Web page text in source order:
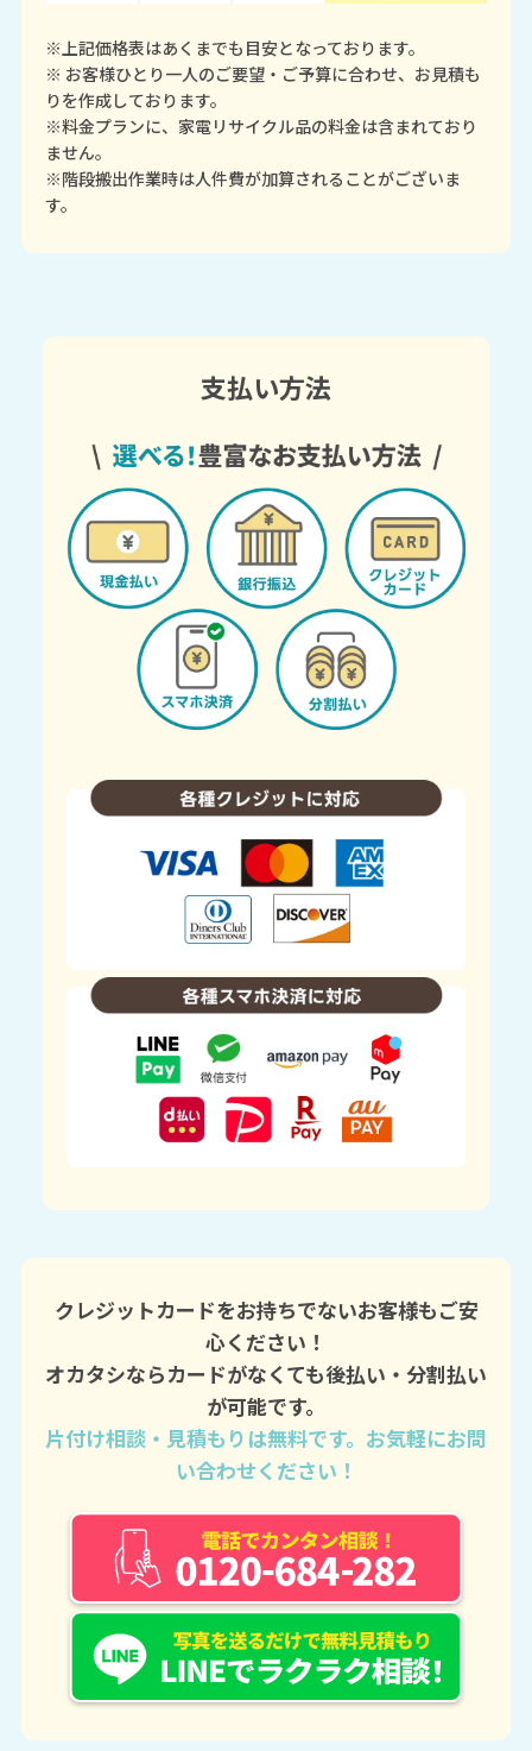
※上記価格表はあくまでも目安となっております。
※ お客様ひとり一人のご要望・ご予算に合わせ、お見積も
りを作成しております。
※料金プランに、家電リサイクル品の料金は含まれており
ません。
※階段搬出作業時は人件費が加算されることがございま
す。
支払い方法
クレジットカードをお持ちでないお客様もご安
心ください！
オカタシならカードがなくても後払い・分割払い
が可能です。
片付け相談・見積もりは無料です。お気軽にお問
い合わせください！